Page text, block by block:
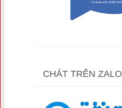
CHÁT TRÊN ZALO